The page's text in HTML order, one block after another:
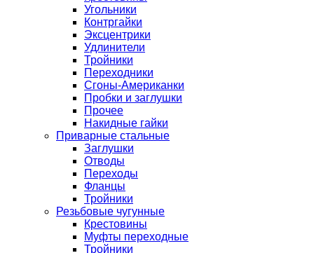
Угольники
Контргайки
Эксцентрики
Удлинители
Тройники
Переходники
Сгоны-Американки
Пробки и заглушки
Прочее
Накидные гайки
Приварные стальные
Заглушки
Отводы
Переходы
Фланцы
Тройники
Резьбовые чугунные
Крестовины
Муфты переходные
Тройники